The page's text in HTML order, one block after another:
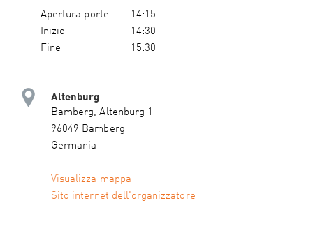
Apertura porte
14:15
Inizio
14:30
Fine
15:30
Altenburg
Bamberg, Altenburg 1
96049 Bamberg
Germania
Visualizza mappa
Sito internet dell'organizzatore